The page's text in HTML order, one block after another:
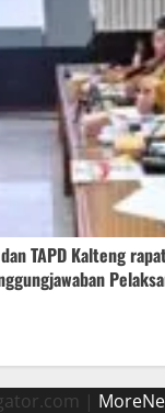
TAPD Kalteng
|